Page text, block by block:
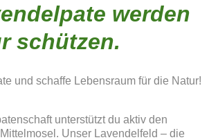
werden
schützen.
und schaffe Lebensraum für die Natur!
unterstützt du aktiv den
Unser Lavendelfeld – die